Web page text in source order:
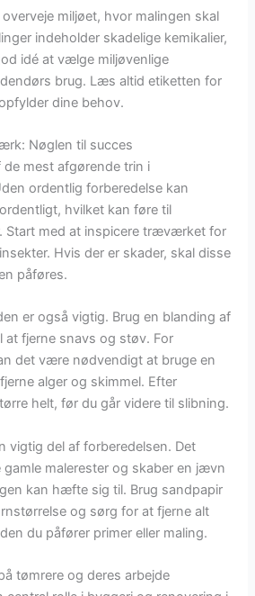
miljøet, hvor malingen skal
indeholder skadelige kemikalier,
idé at vælge miljøvenlige
brug. Læs altid etiketten for
dine behov.
Nøglen til succes
de mest afgørende trin i
ordentlig forberedelse kan
hvilket kan føre til
Start med at inspicere træværket for
Hvis der er skader, skal disse
påføres.
er også vigtig. Brug en blanding af
fjerne snavs og støv. For
det være nødvendigt at bruge en
alger og skimmel. Efter
helt, før du går videre til slibning.
vigtig del af forberedelsen. Det
malerester og skaber en jævn
kan hæfte sig til. Brug sandpapir
og sørg for at fjerne alt
du påfører primer eller maling.
tømrere og deres arbejde